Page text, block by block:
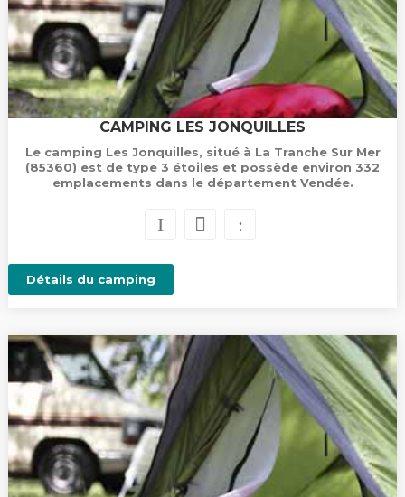
CAMPING LES JONQUILLES
Le camping Les Jonquilles, situé à La Tranche Sur Mer
(85360) est de type 3 étoiles et possède environ 332
emplacements dans le département Vendée.
Détails du camping